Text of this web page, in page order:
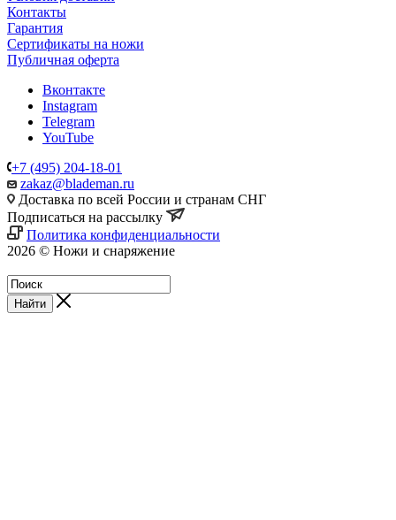
Контакты
Гарантия
Сертификаты на ножи
Публичная оферта
Вконтакте
Instagram
Telegram
YouTube
+7 (495) 204-18-01
zakaz@blademan.ru
Доставка по всей России и странам СНГ
Подписаться на рассылку
Политика конфиденциальности
2026 © Ножи и снаряжение
Найти